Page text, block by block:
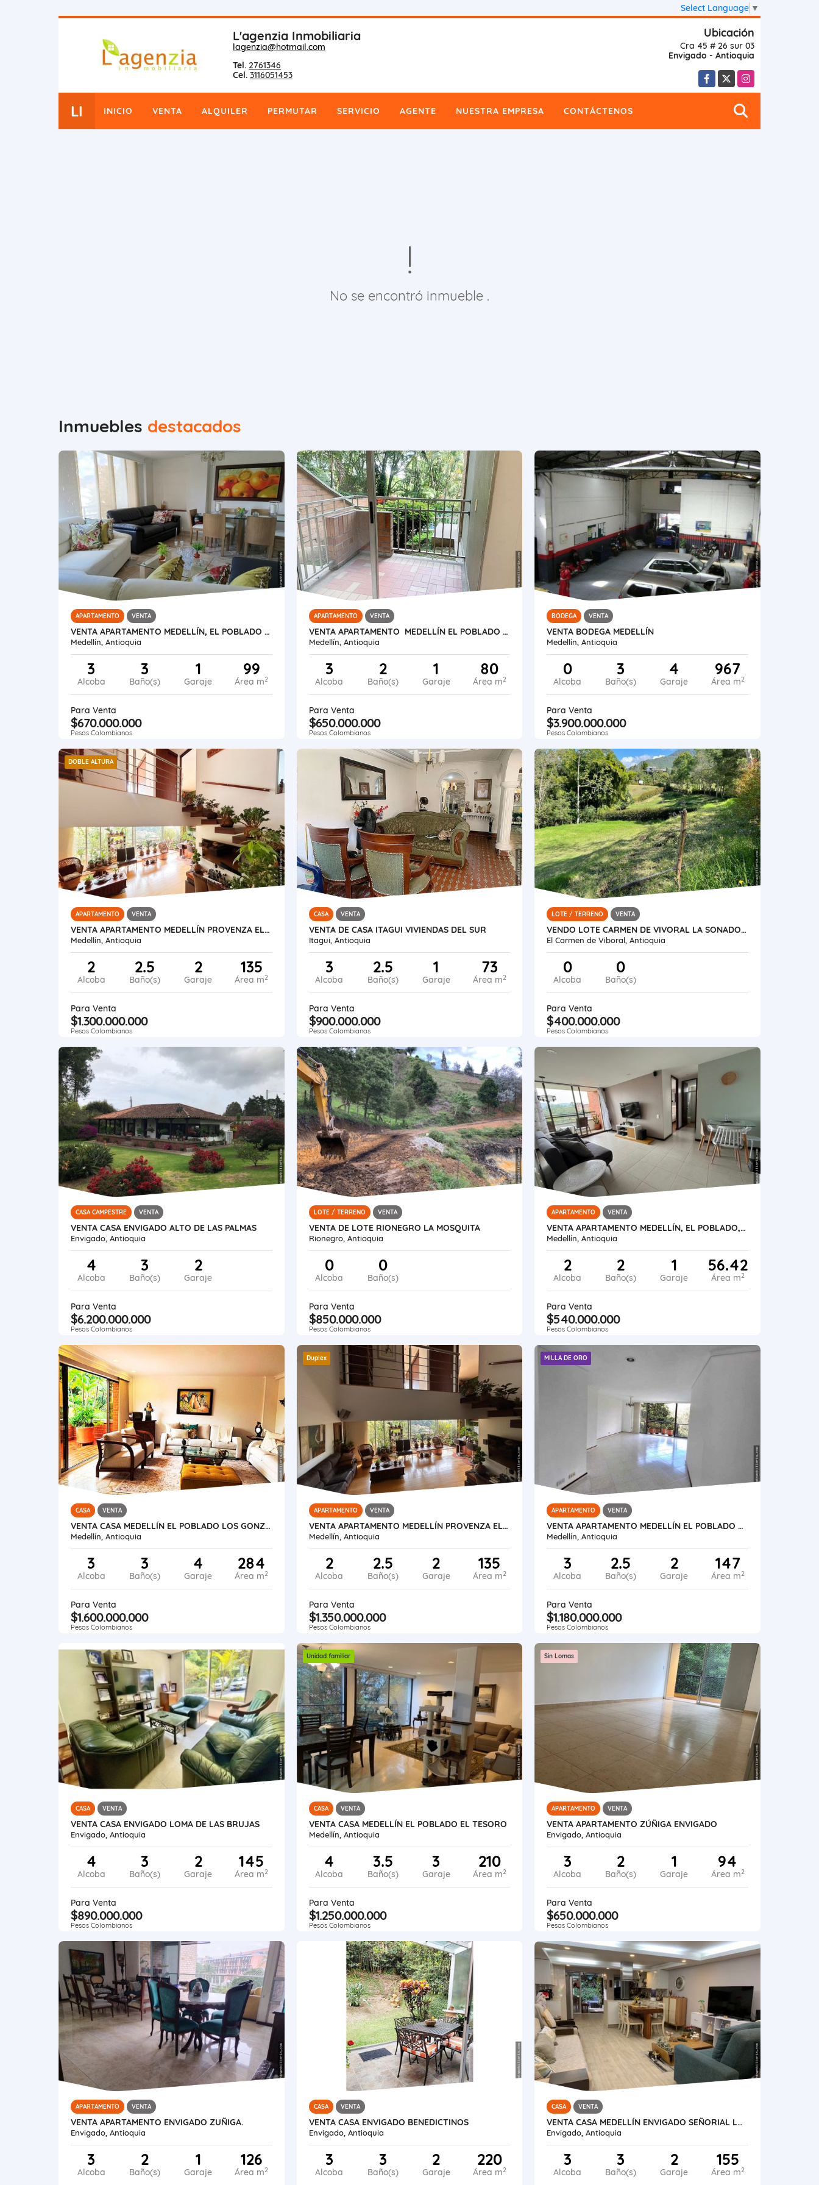
Select Language ▼
L'agenzia Inmobiliaria
lagenzia@hotmail.com
Tel. 2761346
Cel. 3116051453
Ubicación
Cra 45 # 26 sur 03
Envigado - Antioquia
Facebook
X Instagram
LI INICIO VENTA ALQUILER PERMUTAR SERVICIO AGENTE NUESTRA EMPRESA CONTÁCTENOS
No se encontró inmueble .
Inmuebles destacados
APARTAMENTO VENTA
VENTA APARTAMENTO MEDELLÍN, EL POBLADO SANTA MARÍA DE LOS ÁNGELES
Medellín, Antioquia
3
Alcoba
3
Baño(s)
1
Garaje
99
Área m2
Para Venta
$670.000.000
Pesos Colombianos
APARTAMENTO VENTA
VENTA APARTAMENTO MEDELLÍN EL POBLADO SANTA MARÍA ANGELES
Medellín, Antioquia
3
Alcoba
2
Baño(s)
1
Garaje
80
Área m2
Para Venta
$650.000.000
Pesos Colombianos
BODEGA VENTA
VENTA BODEGA MEDELLÍN
Medellín, Antioquia
0
Alcoba
3
Baño(s)
4
Garaje
967
Área m2
Para Venta
$3.900.000.000
Pesos Colombianos
DOBLE ALTURA
APARTAMENTO VENTA
VENTA APARTAMENTO MEDELLÍN PROVENZA EL POBLADO
Medellín, Antioquia
2
Alcoba
2.5
Baño(s)
2
Garaje
135
Área m2
Para Venta
$1.300.000.000
Pesos Colombianos
CASA VENTA
VENTA DE CASA ITAGUI VIVIENDAS DEL SUR
Itagui, Antioquia
3
Alcoba
2.5
Baño(s)
1
Garaje
73
Área m2
Para Venta
$900.000.000
Pesos Colombianos
LOTE / TERRENO VENTA
VENDO LOTE CARMEN DE VIVORAL LA SONADORA
El Carmen de Viboral, Antioquia
0
Alcoba
0
Baño(s)
Para Venta
$400.000.000
Pesos Colombianos
CASA CAMPESTRE VENTA
VENTA CASA ENVIGADO ALTO DE LAS PALMAS
Envigado, Antioquia
4
Alcoba
3
Baño(s)
2
Garaje
Para Venta
$6.200.000.000
Pesos Colombianos
LOTE / TERRENO VENTA
VENTA DE LOTE RIONEGRO LA MOSQUITA
Rionegro, Antioquia
0
Alcoba
0
Baño(s)
Para Venta
$850.000.000
Pesos Colombianos
APARTAMENTO VENTA
VENTA APARTAMENTO MEDELLÍN, EL POBLADO, LAS PALMAS PARTE BAJA
Medellín, Antioquia
2
Alcoba
2
Baño(s)
1
Garaje
56.42
Área m2
Para Venta
$540.000.000
Pesos Colombianos
CASA VENTA
VENTA CASA MEDELLÍN EL POBLADO LOS GONZALES
Medellín, Antioquia
3
Alcoba
3
Baño(s)
4
Garaje
284
Área m2
Para Venta
$1.600.000.000
Pesos Colombianos
Duplex
APARTAMENTO VENTA
VENTA APARTAMENTO MEDELLÍN PROVENZA EL POBLADO
Medellín, Antioquia
2
Alcoba
2.5
Baño(s)
2
Garaje
135
Área m2
Para Venta
$1.350.000.000
Pesos Colombianos
MILLA DE ORO
APARTAMENTO VENTA
VENTA APARTAMENTO MEDELLÍN EL POBLADO MILLA DE ORO
Medellín, Antioquia
3
Alcoba
2.5
Baño(s)
2
Garaje
147
Área m2
Para Venta
$1.180.000.000
Pesos Colombianos
CASA VENTA
VENTA CASA ENVIGADO LOMA DE LAS BRUJAS
Envigado, Antioquia
4
Alcoba
3
Baño(s)
2
Garaje
145
Área m2
Para Venta
$890.000.000
Pesos Colombianos
Unidad familiar
CASA VENTA
VENTA CASA MEDELLÍN EL POBLADO EL TESORO
Medellín, Antioquia
4
Alcoba
3.5
Baño(s)
3
Garaje
210
Área m2
Para Venta
$1.250.000.000
Pesos Colombianos
Sin Lomas
APARTAMENTO VENTA
VENTA APARTAMENTO ZÚÑIGA ENVIGADO
Envigado, Antioquia
3
Alcoba
2
Baño(s)
1
Garaje
94
Área m2
Para Venta
$650.000.000
Pesos Colombianos
APARTAMENTO VENTA
VENTA APARTAMENTO ENVIGADO ZUÑIGA.
Envigado, Antioquia
3
Alcoba
2
Baño(s)
1
Garaje
126
Área m2
CASA VENTA
VENTA CASA ENVIGADO BENEDICTINOS
Envigado, Antioquia
3
Alcoba
3
Baño(s)
2
Garaje
220
Área m2
CASA VENTA
VENTA CASA MEDELLÍN ENVIGADO SEÑORIAL LOMA DE LA CUENCA
Envigado, Antioquia
3
Alcoba
3
Baño(s)
2
Garaje
155
Área m2